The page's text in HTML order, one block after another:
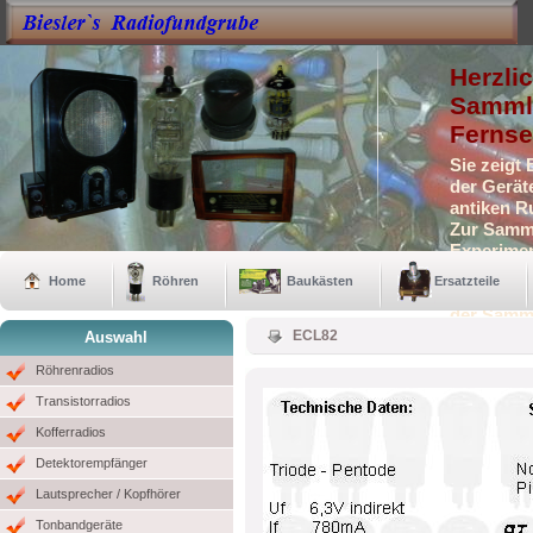
Sie zeigt
der
antiken
Zur
der
Home Röhren Baukästen Ersatzteile
Auswahl
Röhrenradios
Transistorradios
Kofferradios
Detektorempfänger
Lautsprecher / Kopfhörer
Tonbandgeräte
ECL82